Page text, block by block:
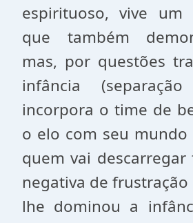
espirituoso, vive um
que também
mas, por questões
infância
incorpora o time de
o elo com seu mundo
quem vai
negativa de frustração
lhe dominou a